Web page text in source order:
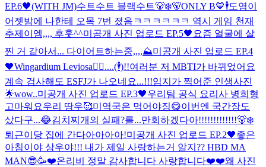
EP.6🖤(WITH JM)수트수트 블랙수트🐻‍❄️🐻ONLY B💙🕴도염이
어젯밤에 나한테 오목 7번 졌음ㅋㅋㅋㅋㅋㅋ 역시 게임 천재
추제이엠,,,, 후훗^^미공개 사진 업로드 EP.5🖤 요즘 얼굴에 살
찐 거 같아서... 다이어트하는중,,,,⛰미공개 사진 업로드 EP.4
🖤Wingardium Leviosa🧙‍♂️....(🕴)!!여러분 저 MBTI가 바뀌었어요
계속 검사해도 ESFJ가 나오네요...!!!임지가 찍어준 인생사진
🌟wow..미공개 사진 업로드 EP.3🖤우리팀 공식 요리사 병희형
고마워요우리 땅우🥰미역국은 먹어야징😋이번엔 국간장도
샀다구...😂김치찌개의 실패?를...만회하겠다아!!!!!!!!!!!!!🐻‍❄️
퇴근이당 집에 간다아아아아!미공개 사진 업로드 EP.2🖤좋은
아침이야 상우야!!! 내가 제일 사랑하는거 알지?? HBD MA
MAN😎🥳❤️온리비 정말 감사합니다 사랑합니다❤️❤️왜 사진